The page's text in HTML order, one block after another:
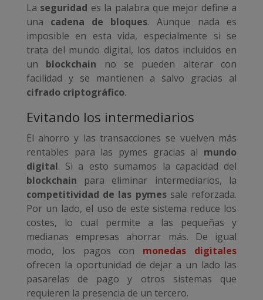
La seguridad es la palabra que mejor define a
una cadena de bloques. Aunque nada es
imposible en esta vida, especialmente si se
trata del mundo digital, los datos incluidos en
un blockchain
no se pueden alterar con
facilidad y se mantienen a salvo gracias al
cifrado criptográfico.
Evitando los intermediarios
El ahorro y las transacciones se vuelven más
rentables para las pymes gracias al mundo
digital. Si a esto sumamos la capacidad del
blockchain para eliminar intermediarios, la
competitividad de las pymessale reforzada.
Por un lado, el uso de este sistema reduce los
costes, lo cual permite a las pequeñas y
medianas empresas ahorrar más. De igual
modo, los pagos con monedas digitales
ofrecen la oportunidad de dejar a un lado las
pasarelas de pago y otros sistemas que
requieren la presencia de un tercero.